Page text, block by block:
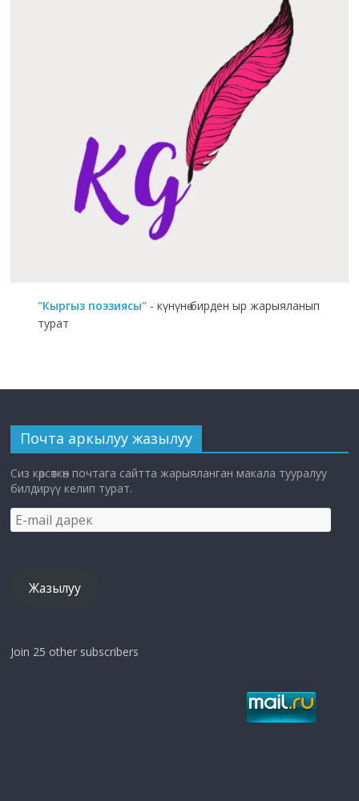
"Кыргыз поэзиясы" - күнүнө бирден ыр жарыяланып
турат
Почта аркылуу жазылуу
Сиз көрсөткөн почтага сайтта жарыяланган макала тууралуу
билдирүү келип турат.
E-
mail
Жазылуу
Join 25 other subscribers